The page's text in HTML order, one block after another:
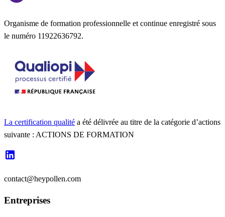
Organisme de formation professionnelle et continue enregistré sous
le numéro 11922636792.
La certification qualité a été délivrée au titre de la catégorie d’actions
suivante : ACTIONS DE FORMATION
contact@heypollen.com
Entreprises